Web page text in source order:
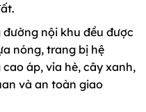
đường nội khu đều được
nóng, trang bị hệ
áp, vỉa hè, cây xanh,
và an toàn giao